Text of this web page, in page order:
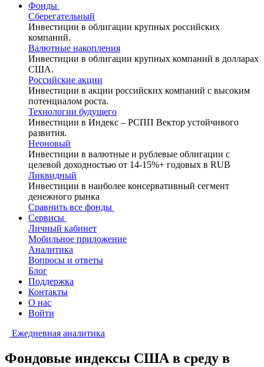
Фонды
Сберегательный
Инвестиции в облигации крупных российских
компаний.
Валютные накопления
Инвестиции в облигации крупных компаний в долларах
США.
Российские акции
Инвестиции в акции российских компаний с высоким
потенциалом роста.
Технологии будущего
Инвестиции в Индекс – РСПП Вектор устойчивого
развития.
Неоновый
Инвестиции в валютные и рублевые облигации с
целевой доходностью от 14-15%+ годовых в RUB
Ликвидный
Инвестиции в наиболее консервативный сегмент
денежного рынка
Сравнить все фонды
Сервисы
Личный кабинет
Мобильное приложение
Аналитика
Вопросы и ответы
Блог
Поддержка
Контакты
О нас
Войти
Ежедневная аналитика
Фондовые индексы США в среду в